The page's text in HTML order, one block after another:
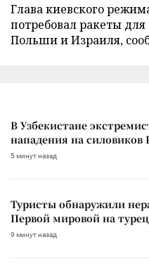
Глава киевского
потребовал ракеты
Польши и Израиля,
В Узбекистане
нападения на силовиков
5 минут назад
Туристы обнаружили
Первой мировой на
9 минут назад